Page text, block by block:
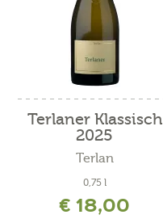
Terlaner Klassisch
2025
Terlan
0,75 l
€ 18,00